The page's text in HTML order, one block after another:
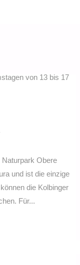
Höhle
bis zum letzten
von 13 bis 17
Obere
und ist die einzige
die Kolbinger
Für...